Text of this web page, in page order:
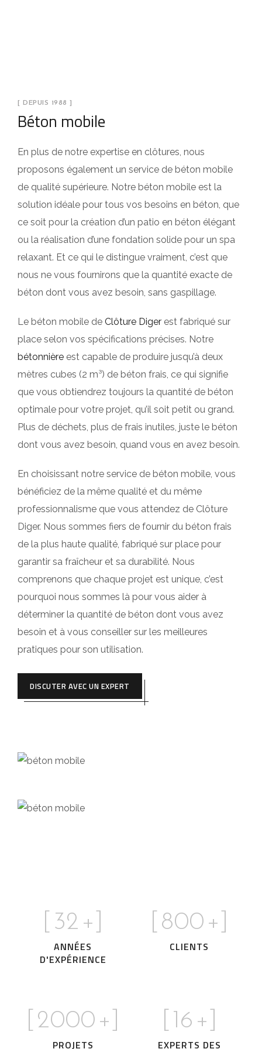
[ DEPUIS 1988 ]
Béton mobile
En plus de notre expertise en clôtures, nous
proposons également un service de béton mobile
de qualité supérieure. Notre béton mobile est la
solution idéale pour tous vos besoins en béton, que
ce soit pour la création d’un patio en béton élégant
ou la réalisation d’une fondation solide pour un spa
relaxant. Et ce qui le distingue vraiment, c’est que
nous ne vous fournirons que la quantité exacte de
béton dont vous avez besoin, sans gaspillage.
Le béton mobile de Clôture Diger est fabriqué sur
place selon vos spécifications précises. Notre
bétonnière est capable de produire jusqu’à deux
mètres cubes (2 m³) de béton frais, ce qui signifie
que vous obtiendrez toujours la quantité de béton
optimale pour votre projet, qu’il soit petit ou grand.
Plus de déchets, plus de frais inutiles, juste le béton
dont vous avez besoin, quand vous en avez besoin.
En choisissant notre service de béton mobile, vous
bénéficiez de la même qualité et du même
professionnalisme que vous attendez de Clôture
Diger. Nous sommes fiers de fournir du béton frais
de la plus haute qualité, fabriqué sur place pour
garantir sa fraîcheur et sa durabilité. Nous
comprenons que chaque projet est unique, c’est
pourquoi nous sommes là pour vous aider à
déterminer la quantité de béton dont vous avez
besoin et à vous conseiller sur les meilleures
pratiques pour son utilisation.
DISCUTER AVEC UN EXPERT
32 +]
ANNÉES
D'EXPÉRIENCE
800 +]
CLIENTS
2000 +]
PROJETS
16 +]
EXPERTS DES